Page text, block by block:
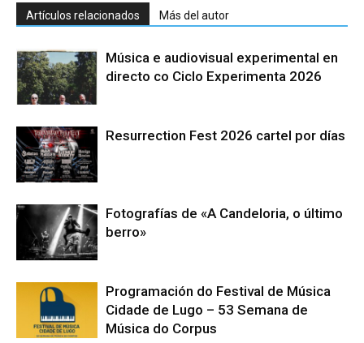
Artículos relacionados Más del autor
Música e audiovisual experimental en
directo co Ciclo Experimenta 2026
Resurrection Fest 2026 cartel por días
Fotografías de «A Candeloria, o último
berro»
Programación do Festival de Música
Cidade de Lugo – 53 Semana de
Música do Corpus